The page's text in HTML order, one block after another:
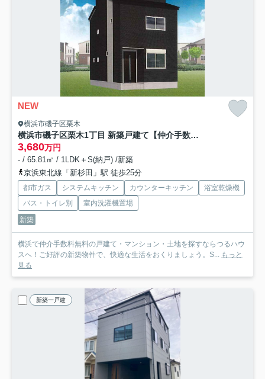
NEW
横浜市磯子区栗木
横浜市磯子区栗木1丁目 新築戸建て【仲介手数料無料】
3,680万円
- / 65.81㎡ / 1LDK＋S(納戸) /新築
京浜東北線「新杉田」駅 徒歩25分
都市ガス システムキッチン カウンターキッチン
浴室乾燥機
バス・トイレ別
室内洗濯機置場
新築
横浜で仲介手数料無料の戸建て・マンション・土地を探すならつるハウ
スへ！ご好評の新築物件で、快適な生活をおくりましょう。S... もっと
見る
新築一戸建